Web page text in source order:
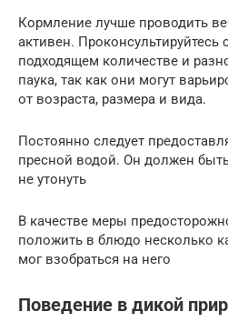
Кормление лучше проводить
активен.
подходящем количестве и
паука, так как они могут
от возраста, размера и вида.
Постоянно следует
пресной водой. Он должен
не утонуть
В качестве меры
положить в блюдо несколько
мог взобраться на него
Поведение в дикой